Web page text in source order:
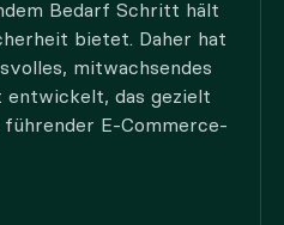
Bedarf Schritt hält
bietet. Daher hat
mitwachsendes
entwickelt, das gezielt
E-Commerce-